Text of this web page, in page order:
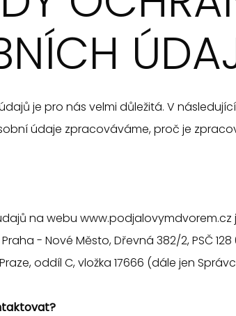
je pro nás velmi důležitá. V
údaje zpracováváme, proč je
na webu www.podjalovymdvorem.cz
- Nové Město, Dřevná 382/2, PSČ
oddíl C, vložka 17666 (dále jen